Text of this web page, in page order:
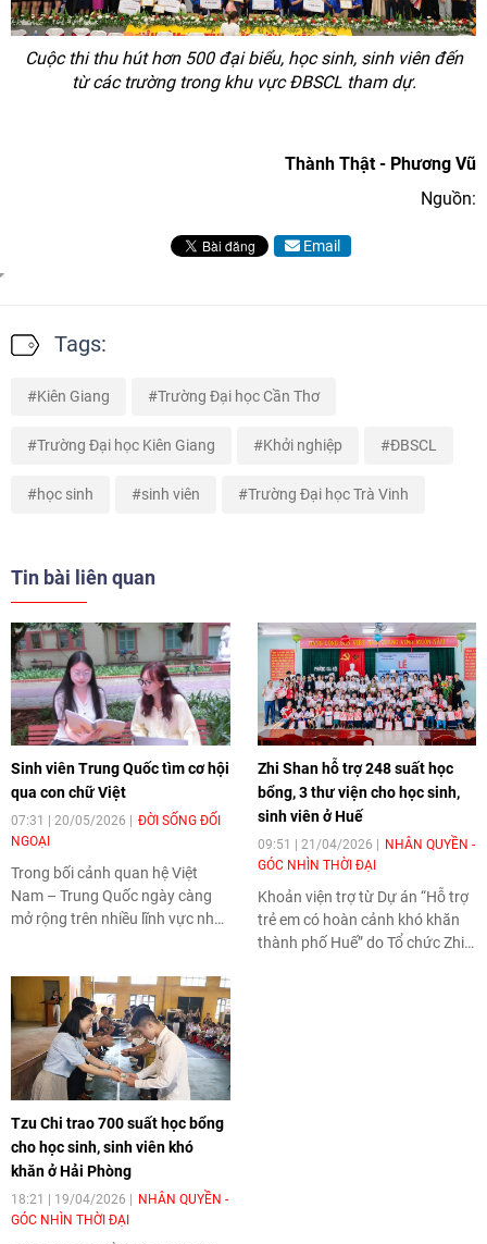
Cuộc thi thu hút hơn 500 đại biểu, học sinh, sinh viên đến
từ các trường trong khu vực ĐBSCL tham dự.
Thành Thật - Phương Vũ
Nguồn:
Email
Tags:
Kiên Giang Trường Đại học Cần Thơ
Trường Đại học Kiên Giang Khởi nghiệp ĐBSCL
học sinh sinh viên Trường Đại học Trà Vinh
Tin bài liên quan
Sinh viên Trung Quốc tìm cơ hội
qua con chữ Việt
07:31 | 20/05/2026
ĐỜI SỐNG ĐỐI
NGOẠI
Trong bối cảnh quan hệ Việt
Nam – Trung Quốc ngày càng
mở rộng trên nhiều lĩnh vực như
đang dần trở thành một “công
cụ mềm” thu hút nhiều sinh viên
Trung Quốc theo học. Không chỉ
đơn thuần là một ngoại ngữ,
tiếng Việt còn được xem như
chìa khóa giúp người học tiếp
cận văn hóa, mở rộng cơ hội
nghề nghiệp và tăng lợi thế cạnh
tranh trong thị trường lao động
khu vực Đông Nam Á.
Zhi Shan hỗ trợ 248 suất học
bổng, 3 thư viện cho học sinh,
sinh viên ở Huế
09:51 | 21/04/2026
NHÂN QUYỀN -
GÓC NHÌN THỜI ĐẠI
Khoản viện trợ từ Dự án “Hỗ trợ
trẻ em có hoàn cảnh khó khăn
thành phố Huế” do Tổ chức Zhi
Tzu Chi trao 700 suất học bổng
cho học sinh, sinh viên khó
khăn ở Hải Phòng
18:21 | 19/04/2026
NHÂN QUYỀN -
GÓC NHÌN THỜI ĐẠI